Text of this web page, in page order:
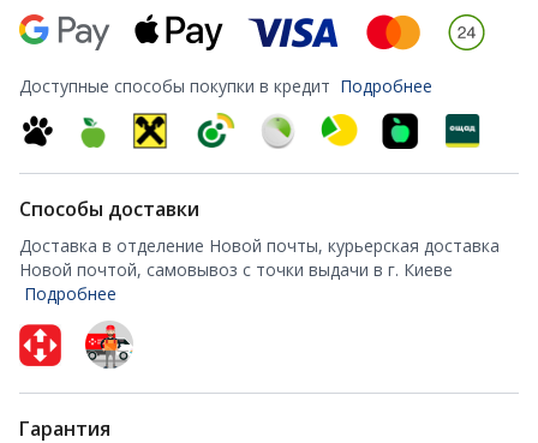
Доступные способы покупки в кредит Подробнее
Способы доставки
Доставка в отделение Новой почты, курьерская доставка
Новой почтой, самовывоз с точки выдачи в г. Киеве
Подробнее
Гарантия